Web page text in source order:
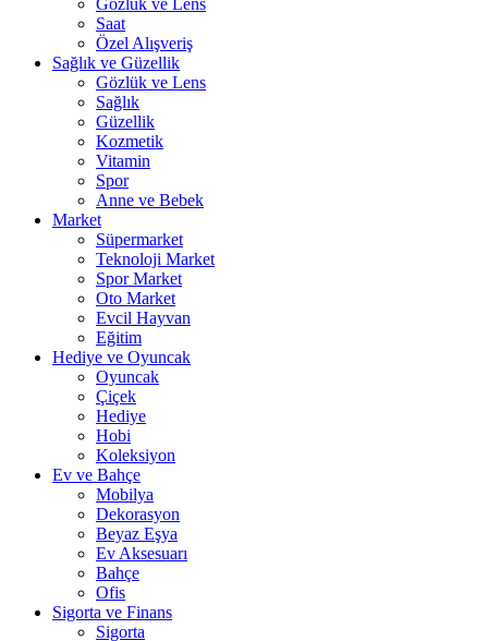
Gözlük ve Lens
Saat
Özel Alışveriş
Sağlık ve Güzellik
Gözlük ve Lens
Sağlık
Güzellik
Kozmetik
Vitamin
Spor
Anne ve Bebek
Market
Süpermarket
Teknoloji Market
Spor Market
Oto Market
Evcil Hayvan
Eğitim
Hediye ve Oyuncak
Oyuncak
Çiçek
Hediye
Hobi
Koleksiyon
Ev ve Bahçe
Mobilya
Dekorasyon
Beyaz Eşya
Ev Aksesuarı
Bahçe
Ofis
Sigorta ve Finans
Sigorta